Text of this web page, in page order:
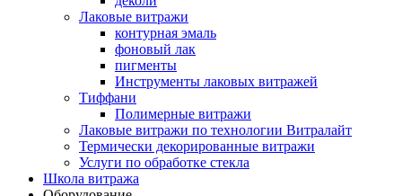
Лаковые витражи
контурная эмаль
фоновый лак
пигменты
Инструменты лаковых витражей
Тиффани
Полимерные витражи
Лаковые витражи по технологии Витралайт
Термически декорированные витражи
Услуги по обработке стекла
Школа витража